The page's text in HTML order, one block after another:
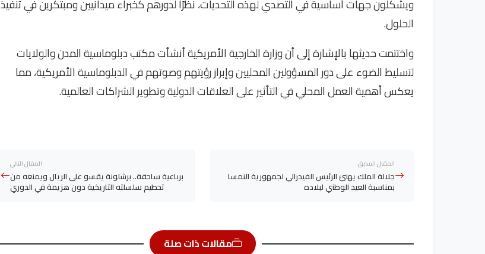
ويشكلون جهات أساسية في التصدي لهذه التحديات، نظرًا لدورهم كخبراء ميدانيين ومبتكرين في تنفيذ
الحلول.
واختتمت حديثها بالإشارة إلى أن وزارة الخارجية الأمريكية أنشأت مكتب دبلوماسية المدن والولايات
لتسليط الضوء على دور المسؤولين المحليين وإبراز رؤيتهم وصوتهم في الدبلوماسية الأمريكية، مما
يعكس أهمية العمل المحلي في التأثير على العلاقات الدولية وتطوير الشراكات العالمية.
المقال السابق
جلالة الملك يهنئ الرئيس الفيدرالي لجمهورية النمسا
بمناسبة العيد الوطني لبلاده
المقال التالي
برباعية ساحقة.. برشلونة يقسو على الريال ويمنعه من
تحطيم سلسلته التاريخية دون هزيمة في الدوري
مقالات ذات صلة